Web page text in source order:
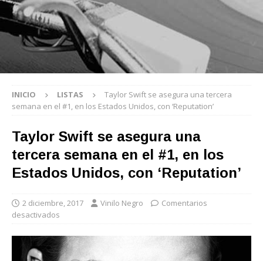
INICIO LISTAS
Taylor Swift se asegura una tercera
semana en el #1, en los Estados Unidos, con ‘Reputation’
Taylor Swift se asegura una
tercera semana en el #1, en los
Estados Unidos, con ‘Reputation’
2 diciembre, 2017 Vinilo Negro
Comentarios
desactivados